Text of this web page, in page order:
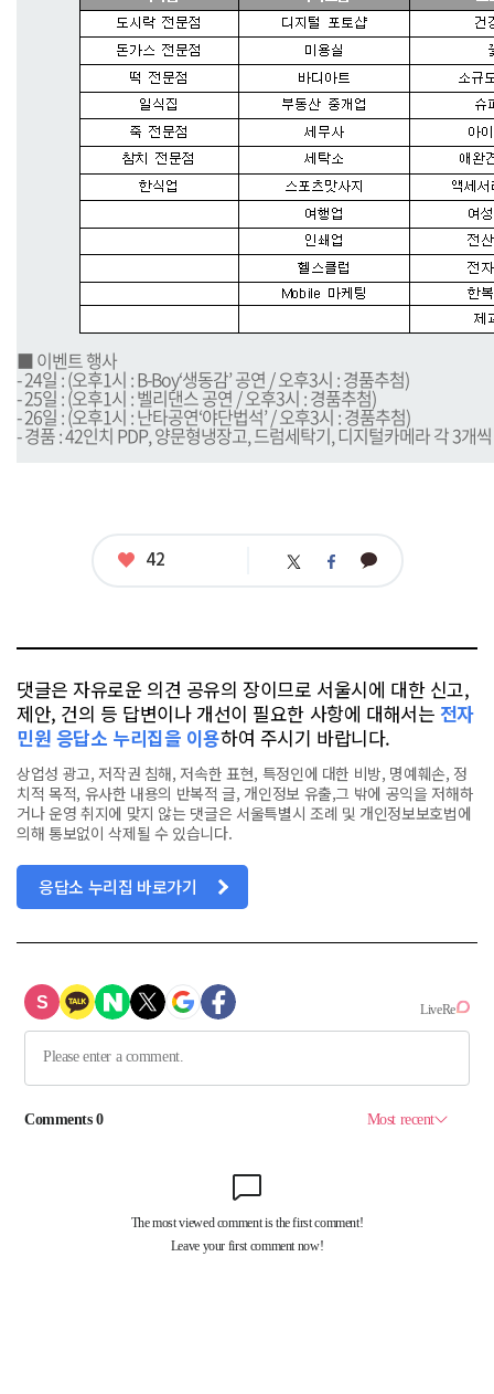
■ 이벤트 행사
- 24일 : (오후1시 : B-Boy‘생동감’ 공연 / 오후3시 : 경품추첨)
- 25일 : (오후1시 : 벨리댄스 공연 / 오후3시 : 경품추첨)
- 26일 : (오후1시 : 난타공연‘야단법석’ / 오후3시 : 경품추첨)
- 경품 : 42인치 PDP, 양문형냉장고, 드럼세탁기, 디지털카메라 각 3개씩
좋
42 트 페 카
댓글은 자유로운 의견 공유의 장이므로 서울시에 대한 신고,
제안, 건의 등 답변이나 개선이 필요한 사항에 대해서는 전자
민원 응답소 누리집을 이용하여 주시기 바랍니다.
상업성 광고, 저작권 침해, 저속한 표현, 특정인에 대한 비방, 명예훼손, 정
치적 목적, 유사한 내용의 반복적 글, 개인정보 유출,그 밖에 공익을 저해하
거나 운영 취지에 맞지 않는 댓글은 서울특별시 조례 및 개인정보보호법에
의해 통보없이 삭제될 수 있습니다.
응답소 누리집 바로가기